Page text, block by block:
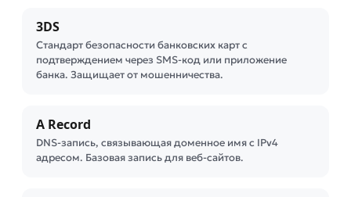
3DS
Стандарт безопасности банковских карт с
подтверждением через SMS-код или приложение
банка. Защищает от мошенничества.
A Record
DNS-запись, связывающая доменное имя с IPv4
адресом. Базовая запись для веб-сайтов.